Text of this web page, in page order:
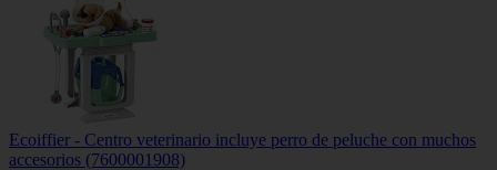
Ecoiffier - Centro veterinario incluye perro de peluche con muchos
accesorios (7600001908)